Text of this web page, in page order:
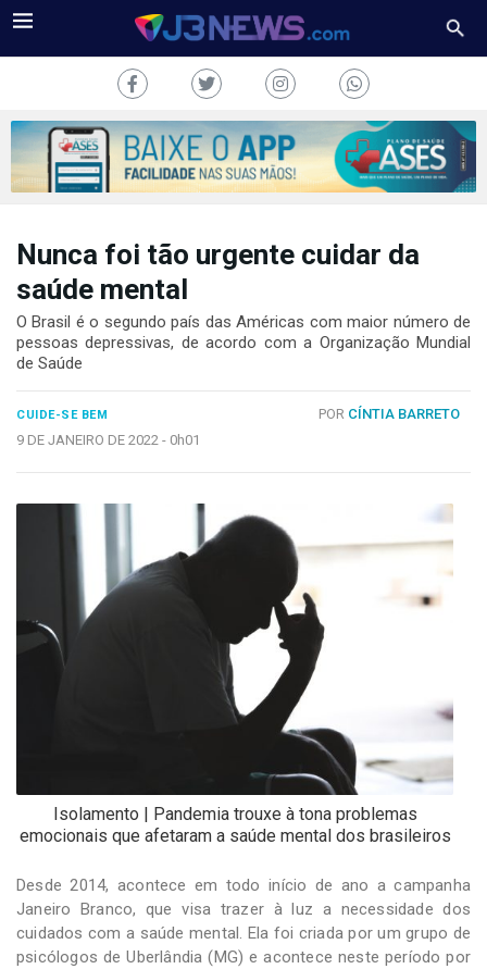
J3NEWS
COLUNAS
FALE
CONOSCO
Copyright
2024
Desenvolvido
Sistemas
Nunca foi tão urgente cuidar da
saúde mental
O Brasil é o segundo país das Américas com maior número de
pessoas depressivas, de acordo com a Organização Mundial
de Saúde
CUIDE-SE BEM POR CÍNTIA BARRETO
9 DE JANEIRO DE 2022 - 0h01
Isolamento | Pandemia trouxe à tona problemas
emocionais que afetaram a saúde mental dos brasileiros
Desde 2014, acontece em todo início de ano a campanha
Janeiro Branco, que visa trazer à luz a necessidade dos
cuidados com a saúde mental. Ela foi criada por um grupo de
psicólogos de Uberlândia (MG) e acontece neste período por